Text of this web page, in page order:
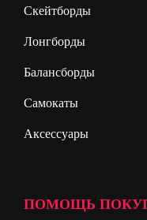
Скейтборды
Лонгборды
Балансборды
Самокаты
Аксессуары
ПОМОЩЬ